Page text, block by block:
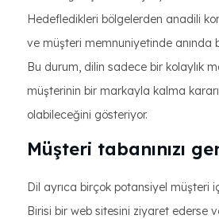
Hedefledikleri bölgelerden anadili
ve müşteri memnuniyetinde anında
Bu durum, dilin sadece bir kolaylık
müşterinin bir markayla kalma
olabileceğini gösteriyor.
Müşteri tabanınızı
Dil ayrıca birçok potansiyel müşteri
Birisi bir web sitesini ziyaret ederse